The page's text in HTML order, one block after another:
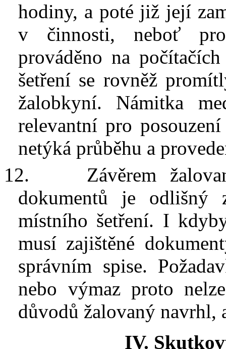
hodiny, a poté již její
v
činnosti, neboť
prováděno na
šetření se rovněž
žalobkyní. Námitka
relevantní pro
netýká průběhu a
12.
Závěrem
dokumentů je odlišný
místního šetření. I
musí zajištěné
správním spise.
nebo výmaz proto
důvodů žalovaný navrhl,
IV.